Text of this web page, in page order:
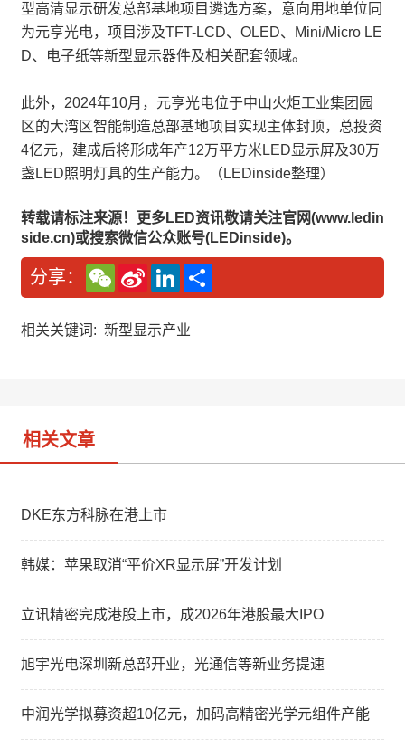
型高清显示研发总部基地项目遴选方案，意向用地单位同
为元亨光电，项目涉及TFT-LCD、OLED、Mini/Micro LE
D、电子纸等新型显示器件及相关配套领域。
此外，2024年10月，元亨光电位于中山火炬工业集团园
区的大湾区智能制造总部基地项目实现主体封顶，总投资
4亿元，建成后将形成年产12万平方米LED显示屏及30万
盏LED照明灯具的生产能力。（LEDinside整理）
转载请标注来源！更多LED资讯敬请关注官网(www.ledin
side.cn)或搜索微信公众账号(LEDinside)。
分享：
W
e
C
a
S
n
W
L
n
e
相关关键词: 新型显示产业
相关文章
DKE东方科脉在港上市
韩媒：苹果取消“平价XR显示屏”开发计划
立讯精密完成港股上市，成2026年港股最大IPO
旭宇光电深圳新总部开业，光通信等新业务提速
中润光学拟募资超10亿元，加码高精密光学元组件产能